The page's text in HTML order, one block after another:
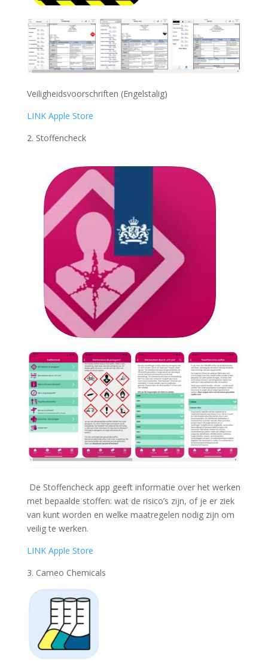
Veiligheidsvoorschriften (Engelstalig)
LINK Apple Store
2. Stoffencheck
De Stoffencheck app geeft informatie over het werken
met bepaalde stoffen: wat de risico’s zijn, of je er ziek
van kunt worden en welke maatregelen nodig zijn om
veilig te werken.
LINK Apple Store
3. Cameo Chemicals